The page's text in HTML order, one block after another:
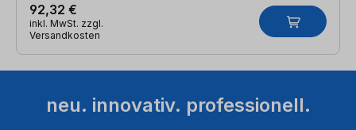
92,32 €
inkl. MwSt. zzgl.
Versandkosten
neu. innovativ. professionell.